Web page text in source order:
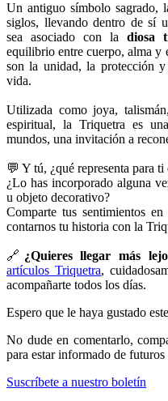
Un antiguo símbolo sagrado,
siglos, llevando dentro de sí
sea asociado con la diosa
equilibrio entre cuerpo, alma y
son la unidad, la protección
vida.
Utilizada como joya,
espiritual, la Triquetra es
mundos, una invitación a
💬 Y tú, ¿qué representa para ti
¿Lo has incorporado alguna
u objeto decorativo?
Comparte tus sentimientos
contarnos tu historia con la
🔗 ¿Quieres llegar más
artículos Triquetra,
acompañarte todos los días.
Espero que le haya gustado
No dude en comentarlo,
para estar informado de futuros
Suscríbete a nuestro boletín